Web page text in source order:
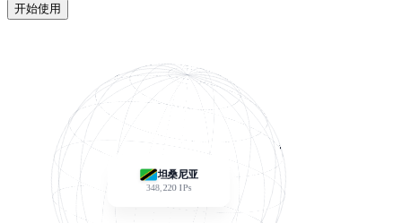
开始使用
坦桑尼亚
348,220IPs